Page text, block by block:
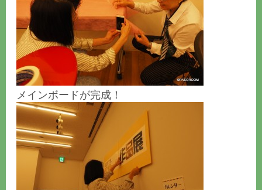
メインボードが完成！